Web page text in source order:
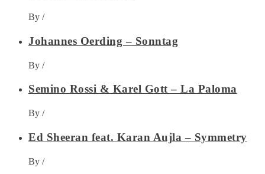
By /
Johannes Oerding – Sonntag
By /
Semino Rossi & Karel Gott – La Paloma
By /
Ed Sheeran feat. Karan Aujla – Symmetry
By /